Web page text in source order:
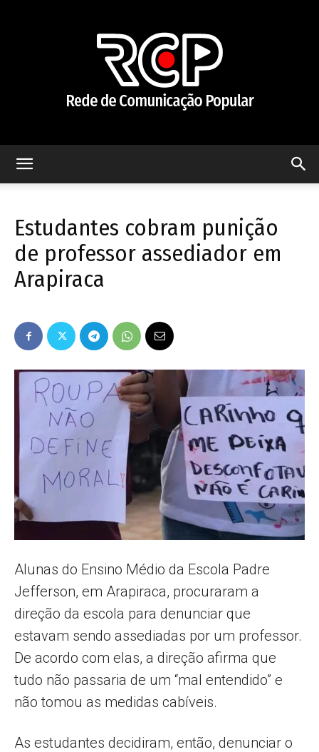
Popular
AL
Estudantes cobram punição
de professor assediador em
Arapiraca
Alunas do Ensino Médio da Escola Padre
Jefferson, em Arapiraca, procuraram a
direção da escola para denunciar que
estavam sendo assediadas por um professor.
De acordo com elas, a direção afirma que
tudo não passaria de um “mal entendido” e
não tomou as medidas cabíveis.
As estudantes decidiram, então, denunciar o